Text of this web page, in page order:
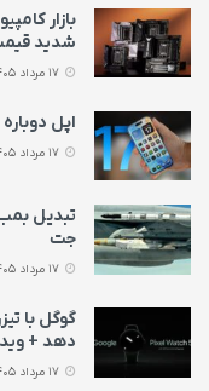
بازار
شدید
اپل
جت
دهد +